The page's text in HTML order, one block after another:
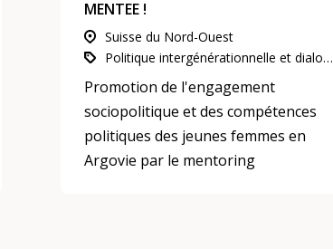
MENTEE !
Suisse du Nord-Ouest
Politique intergénérationnelle et dialogue intergénérationnel, L’engagement d’utilité publique, Mentoring
Promotion de l'engagement
sociopolitique et des compétences
politiques des jeunes femmes en
Argovie par le mentoring